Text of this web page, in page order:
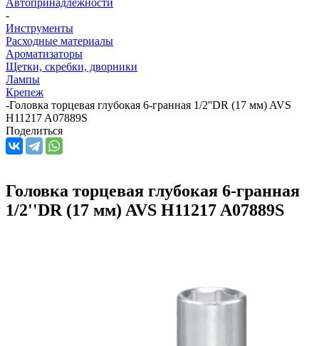
-
Инструменты
Расходные материалы
Ароматизаторы
Щетки, скребки, дворники
Лампы
Крепеж
-Головка торцевая глубокая 6-гранная 1/2''DR (17 мм) AVS
H11217 A07889S
Поделиться
Головка торцевая глубокая 6-гранная
1/2''DR (17 мм) AVS H11217 A07889S